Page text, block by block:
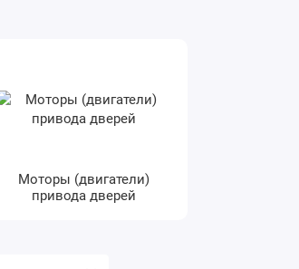
Моторы (двигатели)
привода дверей